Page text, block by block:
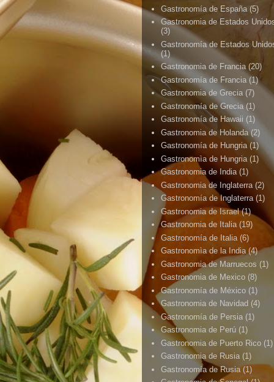
Gastronomía de España (5)
Gastronomia de Estados
(3)
Gastronomía de Estados
(1)
Gastronomia de Francia (20)
Gastronomía de Francia (1)
Gastronomia de Grecia (7)
Gastronomía de Grecia (1)
Gastronomía de Hawaii (1)
Gastronomia de Holanda (2)
Gastronomía de Hungria (1)
Gastronomìa de Hungria (1)
Gastronomia de India (1)
Gastronomia de Inglaterra (2)
Gastronomía de Inglaterra (1)
Gastronomia de Israel (1)
Gastronomia de Italia (19)
Gastronomía de Italia (6)
Gastronomìa de la India (4)
Gastronomia de Marruecos (1)
Gastronomia de Mexico (8)
Gastronomía de México (1)
Gastronomia de Navidad (4)
Gastronomía de Persia (1)
Gastronomia de Perú (1)
Gastronomia de Puerto Rico (1)
Gastronomia de Rusia (1)
Gastronomía de Rusia (1)